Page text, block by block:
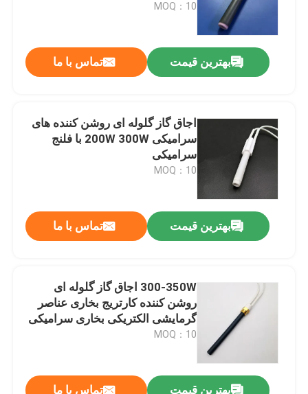
MOQ：10
بهترین قیمت تماس با ما
اجاق گاز گلوله ای روشن کننده های
سرامیکی 200W 300W با فلنج
سرامیکی
MOQ：10
بهترین قیمت تماس با ما
300-350W اجاق گاز گلوله ای
روشن کننده کارتریج بخاری عناصر
گرمایشی الکتریکی بخاری سرامیکی
MOQ：10
بهترین قیمت تماس با ما